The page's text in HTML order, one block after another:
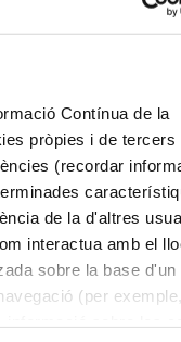
Contínua de la
pròpies i de tercers
(recordar
de la d'altres
interactua amb el
sobre la base d'un
(per
Audiovisual